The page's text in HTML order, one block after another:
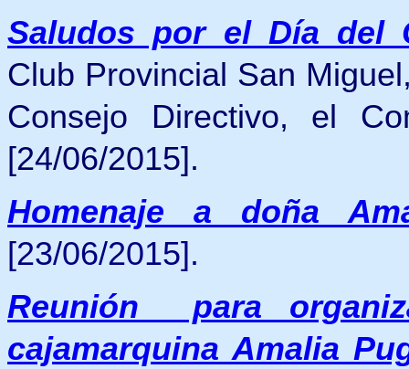
Saludos por el Día del
Club Provincial San
Consejo Directivo, el
[24/06/2015].
Homenaje a doña
[23/06/2015].
Reunión para
cajamarquina Amalia